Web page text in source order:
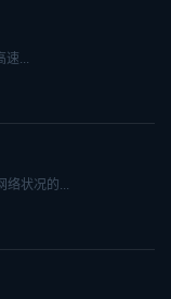
...
状况的...